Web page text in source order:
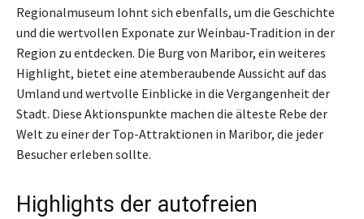
Regionalmuseum lohnt sich ebenfalls, um die Geschichte
und die wertvollen Exponate zur Weinbau-Tradition in der
Region zu entdecken. Die Burg von Maribor, ein weiteres
Highlight, bietet eine atemberaubende Aussicht auf das
Umland und wertvolle Einblicke in die Vergangenheit der
Stadt. Diese Aktionspunkte machen die älteste Rebe der
Welt zu einer der Top-Attraktionen in Maribor, die jeder
Besucher erleben sollte.
Highlights der autofreien